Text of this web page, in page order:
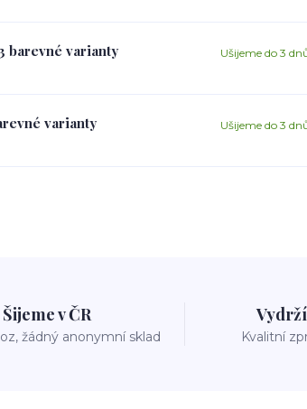
barevné varianty Ušijeme do 3
varianty Ušijeme do 3
Šijeme v ČR
žádný anonymní sklad Kvalitní